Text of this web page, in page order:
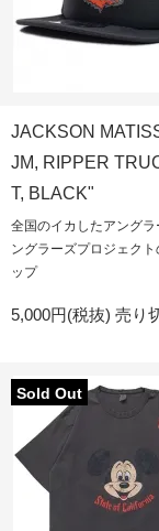
JACKSON
JM, RIPPER
T, BLACK"
全国のイカしたアングラ
ングラーズプロジェクト
ップ
5,000円(税抜) 売り
Sold Out